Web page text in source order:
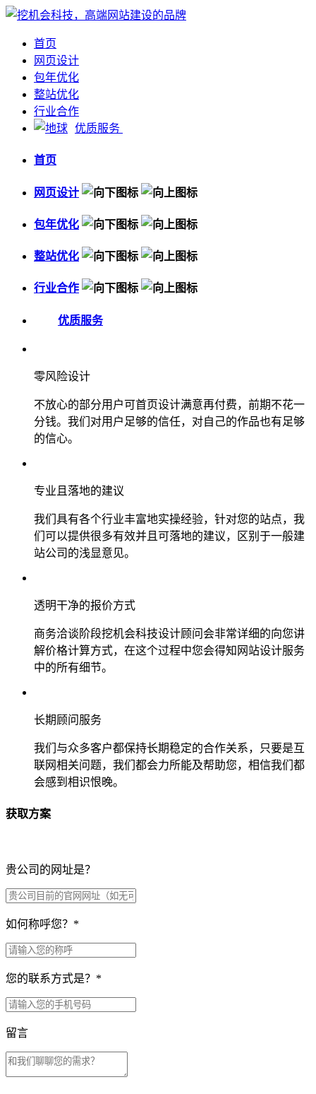
首页
网页设计
包年优化
整站优化
行业合作
优质服务
首页
网页设计
包年优化
整站优化
行业合作
优质服务
零风险设计
不放心的部分用户可首页设计满意再付费，前期不花一
分钱。我们对用户足够的信任，对自己的作品也有足够
的信心。
专业且落地的建议
我们具有各个行业丰富地实操经验，针对您的站点，我
们可以提供很多有效并且可落地的建议，区别于一般建
站公司的浅显意见。
透明干净的报价方式
商务洽谈阶段挖机会科技设计顾问会非常详细的向您讲
解价格计算方式，在这个过程中您会得知网站设计服务
中的所有细节。
长期顾问服务
我们与众多客户都保持长期稳定的合作关系，只要是互
联网相关问题，我们都会力所能及帮助您，相信我们都
会感到相识恨晚。
获取方案
贵公司的网址是？
如何称呼您？ *
您的联系方式是？ *
留言